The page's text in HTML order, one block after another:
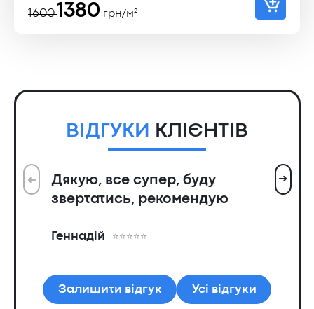
1600
Оригінальна
1380
Поточнагрн/м²
ВІДГУКИ КЛІЄНТІВ
Дякую, все супер, буду
звертатись, рекомендую
Геннадій
➜ ➜
Залишити відгук Усі відгуки